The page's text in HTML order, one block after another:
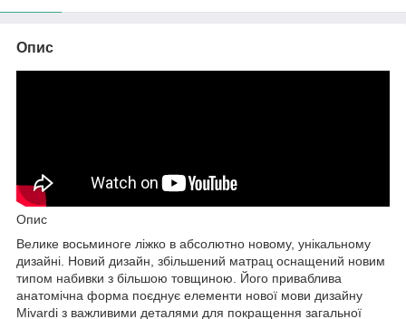
Опис
Опис
Велике восьминоге ліжко в абсолютно новому, унікальному
дизайні. Новий дизайн, збільшений матрац оснащений новим
типом набивки з більшою товщиною. Його приваблива
анатомічна форма поєднує елементи нової мови дизайну
Mivardi з важливими деталями для покращення загальної